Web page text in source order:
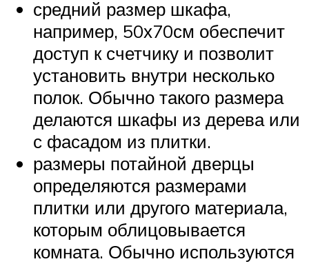
средний размер шкафа,
например, 50х70см обеспечит
доступ к счетчику и позволит
установить внутри несколько
полок. Обычно такого размера
делаются шкафы из дерева или
с фасадом из плитки.
размеры потайной дверцы
определяются размерами
плитки или другого материала,
которым облицовывается
комната. Обычно используются